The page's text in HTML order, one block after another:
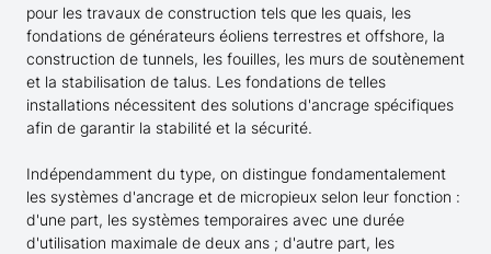
pour les travaux de construction tels que les quais, les
fondations de générateurs éoliens terrestres et offshore, la
construction de tunnels, les fouilles, les murs de soutènement
et la stabilisation de talus. Les fondations de telles
installations nécessitent des solutions d'ancrage spécifiques
afin de garantir la stabilité et la sécurité.
Indépendamment du type, on distingue fondamentalement
les systèmes d'ancrage et de micropieux selon leur fonction :
d'une part, les systèmes temporaires avec une durée
d'utilisation maximale de deux ans ; d'autre part, les